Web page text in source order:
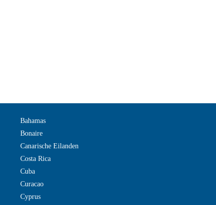
Bahamas
Bonaire
Canarische Eilanden
Costa Rica
Cuba
Curacao
Cyprus